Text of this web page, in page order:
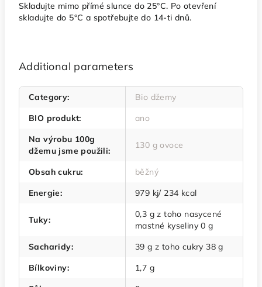
Skladujte mimo přímé slunce do 25°C. Po otevření
skladujte do 5°C a spotřebujte do 14-ti dnů.
Additional parameters
Category:
Bio džemy
BIO produkt:
ano
Na výrobu 100g
džemu jsme použili:
130 g ovoce
Obsah cukru:
běžný
Energie: 979 kj/ 234 kcal
Tuky:
0,3 g z toho nasycené
mastné kyseliny 0 g
Sacharidy:
39 g z toho cukry 38 g
Bílkoviny:
1,7 g